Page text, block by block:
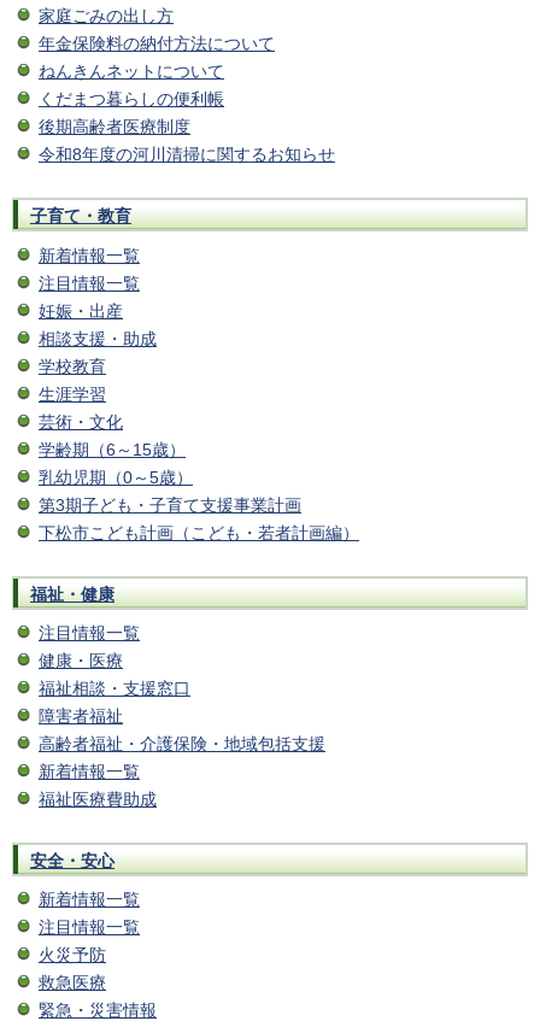
家庭ごみの出し方
年金保険料の納付方法について
ねんきんネットについて
くだまつ暮らしの便利帳
後期高齢者医療制度
令和8年度の河川清掃に関するお知らせ
子育て・教育
新着情報一覧
注目情報一覧
妊娠・出産
相談支援・助成
学校教育
生涯学習
芸術・文化
学齢期（6～15歳）
乳幼児期（0～5歳）
第3期子ども・子育て支援事業計画
下松市こども計画（こども・若者計画編）
福祉・健康
注目情報一覧
健康・医療
福祉相談・支援窓口
障害者福祉
高齢者福祉・介護保険・地域包括支援
新着情報一覧
福祉医療費助成
安全・安心
新着情報一覧
注目情報一覧
火災予防
救急医療
緊急・災害情報